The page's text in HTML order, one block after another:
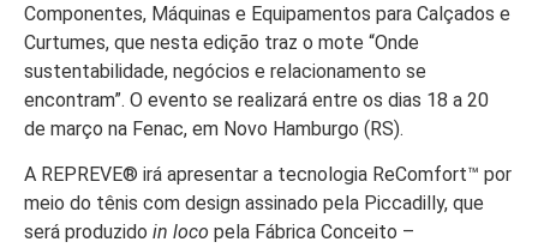
Componentes, Máquinas e Equipamentos para Calçados e
Curtumes, que nesta edição traz o mote “Onde
sustentabilidade, negócios e relacionamento se
encontram”. O evento se realizará entre os dias 18 a 20
de março na Fenac, em Novo Hamburgo (RS).
A REPREVE® irá apresentar a tecnologia ReComfort™ por
meio do tênis com design assinado pela Piccadilly, que
será produzido in loco pela Fábrica Conceito –